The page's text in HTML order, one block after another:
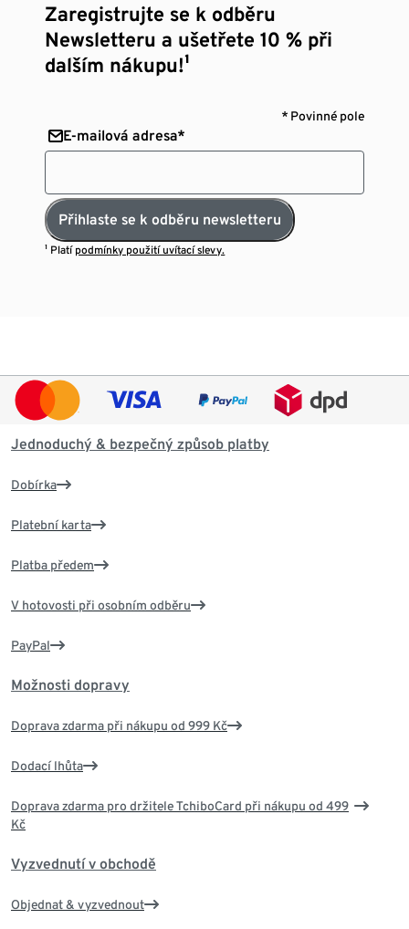
Zaregistrujte se k odběru
Newsletteru a ušetřete 10 % při
dalším nákupu!¹
* Povinné pole
E-mailová adresa*
Přihlaste se k odběru newsletteru
¹ Platí podmínky použití uvítací slevy.
Jednoduchý & bezpečný způsob platby
Dobírka
Platební karta
Platba předem
V hotovosti při osobním odběru
PayPal
Možnosti dopravy
Doprava zdarma při nákupu od 999 Kč
Dodací lhůta
Doprava zdarma pro držitele TchiboCard při nákupu od 499
Kč
Vyzvednutí v obchodě
Objednat & vyzvednout